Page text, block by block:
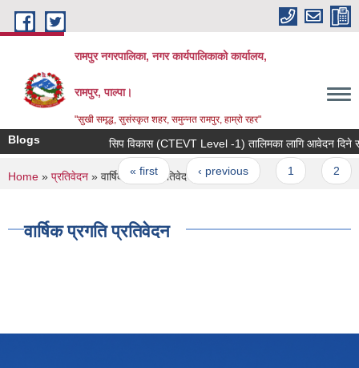
Skip to main content
रामपुर नगरपालिका, नगर कार्यपालिकाको कार्यालय,
रामपुर, पाल्पा।
"सुखी समृद्ध, सुसंस्कृत शहर, समुन्नत रामपुर, हाम्रो रहर"
Blogs सिप विकास (CTEVT Level -1) तालिमका लागि आवेदन दिने
Pages
« first ‹ previous
You are here
Home » प्रतिवेदन » वार्षिक प्रगति प्रतिवेदन
वार्षिक प्रगति प्रतिवेदन